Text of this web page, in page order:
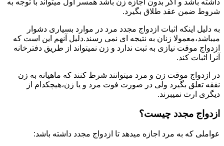
داشته باشد و اگر بدون اجازه زن باشد همسر اول میتواند با توجه به
شروط ضمن عقد طلاق بگیرد.
به دلیل اینکه اثبات ازدواج مجدد مرد در موارد بسیاری دشوار
میباشد،معمولا زنان به نتیجه ای نمی رسند.دلیل آنهم این است که
ازدواج موقت نیازی به ثبت ندارد و زن نمیتواند از طریق دفترخانه
آنرا اثبات کند.
در ازدواج موقت زن و مرد میتوانند شرط کنند که ماهیانه به زن
نفقه تعلق بگیرد ولی در صورت فوت مرد و یا زن،هیچکدام از
دیگری ارث نمیبرند.
ازدواج مجدد چیست؟
عواملی که به مرد اجازه میدهد تا ازدواج مجدد داشته باشد: